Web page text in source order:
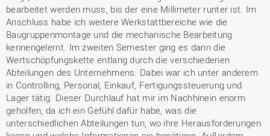
bearbeitet werden muss, bis der eine Millimeter runter ist. Im
Anschluss habe ich weitere Werkstattbereiche wie die
Baugruppenmontage und die mechanische Bearbeitung
kennengelernt. Im zweiten Semester ging es dann die
Wertschöpfungskette entlang durch die verschiedenen
Abteilungen des Unternehmens. Dabei war ich unter anderem
in Controlling, Personal, Einkauf, Fertigungssteuerung und
Lager tätig. Dieser Durchlauf hat mir im Nachhinein enorm
geholfen, da ich ein Gefühl dafür habe, was die
unterschiedlichen Abteilungen tun, wo ihre Herausforderungen